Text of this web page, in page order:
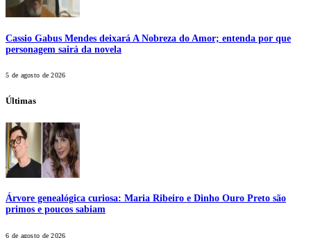
Cassio Gabus Mendes deixará A Nobreza do Amor; entenda por que
personagem sairá da novela
5 de agosto de 2026
Últimas
Árvore genealógica curiosa: Maria Ribeiro e Dinho Ouro Preto são
primos e poucos sabiam
6 de agosto de 2026